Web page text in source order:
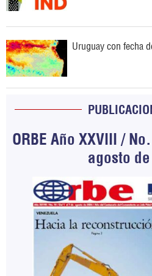
Uruguay con fecha
ORBE Año XXVIII /
agosto